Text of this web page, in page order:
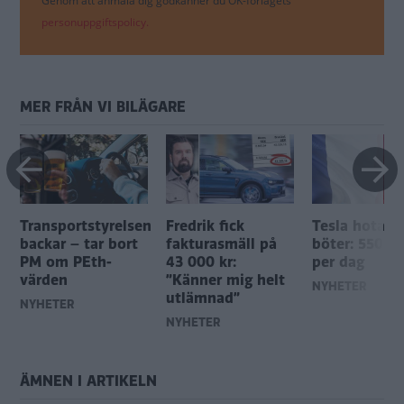
personuppgiftspolicy.
MER FRÅN VI BILÄGARE
Transportstyrelsen
backar – tar bort
PM om PEth-
värden
NYHETER
Fredrik fick
fakturasmäll på
43 000 kr:
”Känner mig helt
utlämnad”
NYHETER
Tesla hotas
böter: 550
per dag
NYHETER
ÄMNEN I ARTIKELN